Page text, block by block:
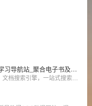
熊猫搜书_熊猫搜索_一站式读书学习导航站_聚合电子书及文档搜索_xmsoushu_xmsearch